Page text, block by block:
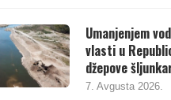
Umanjenjem
vlasti u
džepove
7. Avgusta 2026.